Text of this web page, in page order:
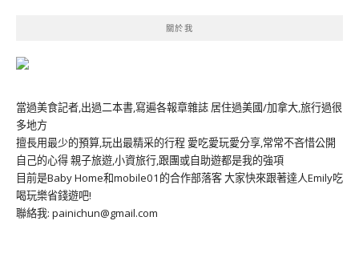
關於我
當過美食記者,出過二本書,寫遍各報章雜誌 居住過美國/加拿大,旅行過很
多地方
擅長用最少的預算,玩出最精采的行程 愛吃愛玩愛分享,常常不吝惜公開
自己的心得 親子旅遊,小資旅行,跟團或自助遊都是我的強項
目前是Baby Home和mobile01的合作部落客 大家快來跟著達人Emily吃
喝玩樂省錢遊吧!
聯絡我: painichun@gmail.com